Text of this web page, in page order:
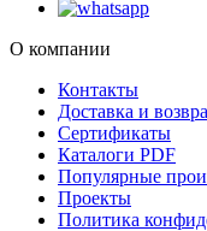
О компании
Контакты
Доставка и
Сертификаты
Каталоги PDF
Популярные
Проекты
Политика